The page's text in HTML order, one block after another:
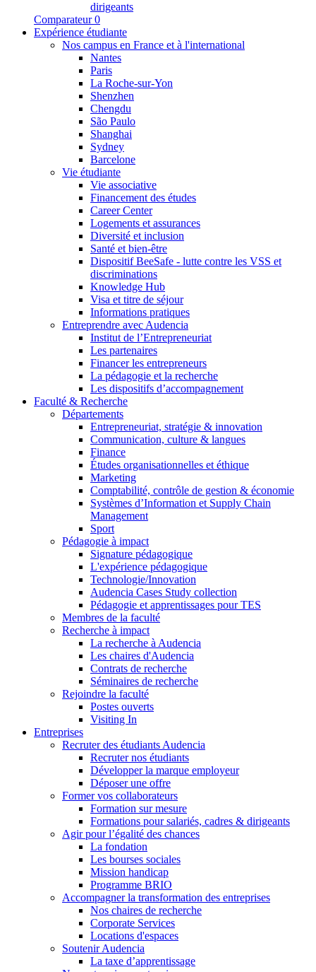
dirigeants
Comparateur 0
Expérience étudiante
Nos campus en France et à l'international
Nantes
Paris
La Roche-sur-Yon
Shenzhen
Chengdu
São Paulo
Shanghai
Sydney
Barcelone
Vie étudiante
Vie associative
Financement des études
Career Center
Logements et assurances
Diversité et inclusion
Santé et bien-être
Dispositif BeeSafe - lutte contre les VSS et
discriminations
Knowledge Hub
Visa et titre de séjour
Informations pratiques
Entreprendre avec Audencia
Institut de l’Entrepreneuriat
Les partenaires
Financer les entrepreneurs
La pédagogie et la recherche
Les dispositifs d’accompagnement
Faculté & Recherche
Départements
Entrepreneuriat, stratégie & innovation
Communication, culture & langues
Finance
Études organisationnelles et éthique
Marketing
Comptabilité, contrôle de gestion & économie
Systèmes d’Information et Supply Chain
Management
Sport
Pédagogie à impact
Signature pédagogique
L'expérience pédagogique
Technologie/Innovation
Audencia Cases Study collection
Pédagogie et apprentissages pour TES
Membres de la faculté
Recherche à impact
La recherche à Audencia
Les chaires d'Audencia
Contrats de recherche
Séminaires de recherche
Rejoindre la faculté
Postes ouverts
Visiting In
Entreprises
Recruter des étudiants Audencia
Recruter nos étudiants
Développer la marque employeur
Déposer une offre
Former vos collaborateurs
Formation sur mesure
Formations pour salariés, cadres & dirigeants
Agir pour l’égalité des chances
La fondation
Les bourses sociales
Mission handicap
Programme BRIO
Accompagner la transformation des entreprises
Nos chaires de recherche
Corporate Services
Locations d'espaces
Soutenir Audencia
La taxe d’apprentissage